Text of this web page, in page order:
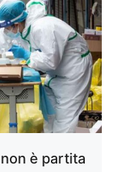
è partita